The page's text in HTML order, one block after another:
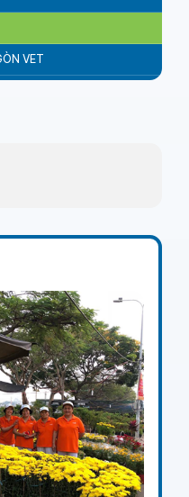
VET
ANOVA PHARMA TỔ
2018 |DOWNLOAD